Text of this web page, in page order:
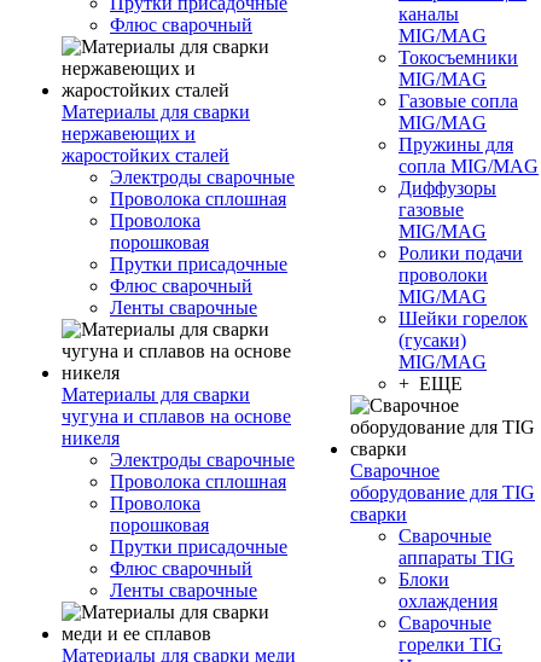
Флюс сварочный
Материалы для сварки
нержавеющих и
жаростойких сталей
Электроды сварочные
Проволока сплошная
Проволока
порошковая
Прутки присадочные
Флюс сварочный
Ленты сварочные
Материалы для сварки
чугуна и сплавов на основе
никеля
Электроды сварочные
Проволока сплошная
Проволока
порошковая
Прутки присадочные
Флюс сварочный
Ленты сварочные
Материалы для сварки меди
каналы
MIG/MAG
Токосъемники
MIG/MAG
Газовые сопла
MIG/MAG
Пружины для
сопла MIG/MAG
Диффузоры
газовые
MIG/MAG
Ролики подачи
проволоки
MIG/MAG
Шейки горелок
(гусаки)
MIG/MAG
+ ЕЩЕ
Сварочное
оборудование для TIG
сварки
Сварочные
аппараты TIG
Блоки
охлаждения
Сварочные
горелки TIG